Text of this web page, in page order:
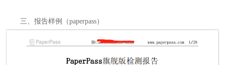
三、报告样例（paperpass）